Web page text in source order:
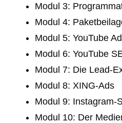
Modul 3:
Modul 4:
Modul 5: YouTube
Modul 6: YouTube
Modul 7: Die Lead-
Modul 8: XING-Ads
Modul 9: Instagram-
Modul 10: Der